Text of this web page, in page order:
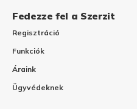
Fedezze fel a Szerzit
Regisztráció
Funkciók
Áraink
Ügyvédeknek